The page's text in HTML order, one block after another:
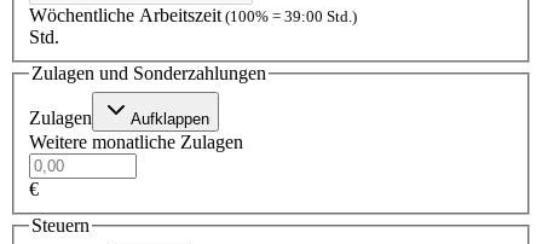
Wöchentliche Arbeitszeit(100% = 39:00 Std.)
Std.
Zulagen und Sonderzahlungen
Zulagen Aufklappen
Weitere monatliche Zulagen
€
Steuern